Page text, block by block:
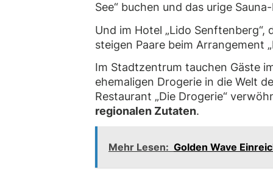
See“ buchen und das urige
Und im Hotel „Lido
steigen Paare beim Arrangement
Im Stadtzentrum tauchen Gäste
ehemaligen Drogerie in die Welt
Restaurant „Die Drogerie“
regionalen Zutaten.
Mehr Lesen: Golden Wave